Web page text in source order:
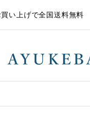
い上げで全国送料無料